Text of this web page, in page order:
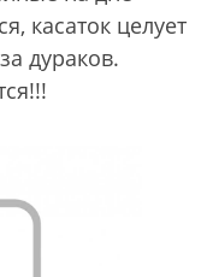
касаток целует
дураков.